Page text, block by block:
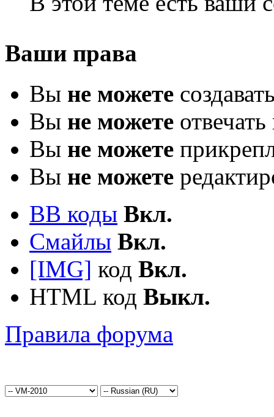
Ваши права
Вы не можете
Вы не можете
Вы не можете
Вы не можете
BB коды Вкл.
Смайлы Вкл.
[IMG] код Вкл.
HTML код Выкл.
Правила форума